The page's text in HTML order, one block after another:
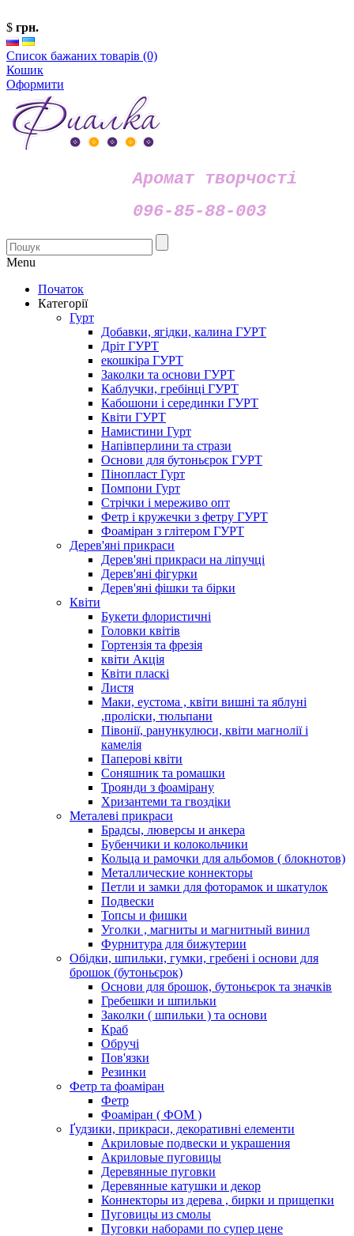
$ грн.
Список бажаних товарів (0)
Кошик
Оформити
Аромат творчості
096-85-88-003
Menu
Початок
Категорії
Гурт
Добавки, ягідки, калина ГУРТ
Дріт ГУРТ
екошкіра ГУРТ
Заколки та основи ГУРТ
Каблучки, гребінці ГУРТ
Кабошони і серединки ГУРТ
Квіти ГУРТ
Намистини Гурт
Напівперлини та стрази
Основи для бутоньєрок ГУРТ
Пінопласт Гурт
Помпони Гурт
Стрічки і мереживо опт
Фетр і кружечки з фетру ГУРТ
Фоаміран з глітером ГУРТ
Дерев'яні прикраси
Дерев'яні прикраси на ліпучці
Дерев'яні фігурки
Дерев'яні фішки та бірки
Квіти
Букети флористичні
Головки квітів
Гортензія та фрезія
квіти Акція
Квіти пласкі
Листя
Маки, еустома , квіти вишні та яблуні
,проліски, тюльпани
Півонії, ранункулюси, квіти магнолії і
камелія
Паперові квіти
Соняшник та ромашки
Троянди з фоамірану
Хризантеми та гвоздіки
Металеві прикраси
Брадсы, люверсы и анкера
Бубенчики и колокольчики
Кольца и рамочки для альбомов ( блокнотов)
Металлические коннекторы
Петли и замки для фоторамок и шкатулок
Подвески
Топсы и фишки
Уголки , магниты и магнитный винил
Фурнитура для бижутерии
Обідки, шпильки, гумки, гребені і основи для
брошок (бутоньєрок)
Основи для брошок, бутоньєрок та значків
Гребешки и шпильки
Заколки ( шпильки ) та основи
Краб
Обручі
Пов'язки
Резинки
Фетр та фоаміран
Фетр
Фоаміран ( ФОМ )
Ґудзики, прикраси, декоративні елементи
Акриловые подвески и украшения
Акриловые пуговицы
Деревянные пуговки
Деревянные катушки и декор
Коннекторы из дерева , бирки и прищепки
Пуговицы из смолы
Пуговки наборами по супер цене